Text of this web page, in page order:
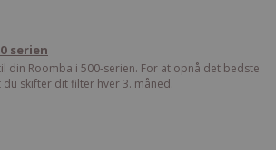
serien
din Roomba i 500-serien. For at opnå det bedste
skifter dit filter hver 3. måned.